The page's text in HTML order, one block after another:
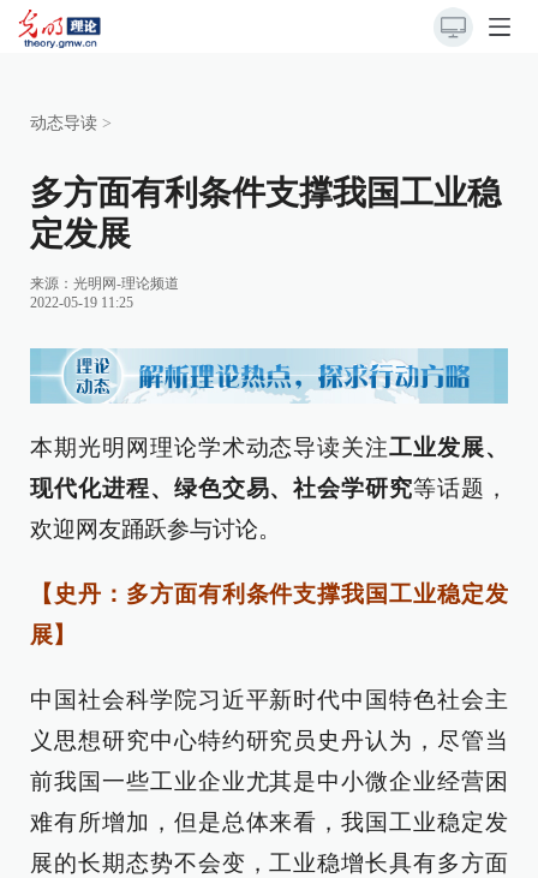
动态导读 >
多方面有利条件支撑我国工业稳
定发展
来源： 光明网-理论频道
2022-05-19 11:25
本期光明网理论学术动态导读关注工业发展、
现代化进程、绿色交易、社会学研究等话题，
欢迎网友踊跃参与讨论。
【史丹：多方面有利条件支撑我国工业稳定发
展】
中国社会科学院习近平新时代中国特色社会主
义思想研究中心特约研究员史丹认为，尽管当
前我国一些工业企业尤其是中小微企业经营困
难有所增加，但是总体来看，我国工业稳定发
展的长期态势不会变，工业稳增长具有多方面